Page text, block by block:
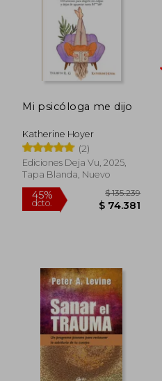
Mi psicóloga me dijo
Katherine Hoyer
(2)
Ediciones Deja Vu, 2025,
Tapa Blanda, Nuevo
45%
dcto.
$ 135.239
$ 74.381